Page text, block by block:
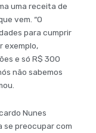
uma receita de
vem. “O
para cumprir
exemplo,
e só R$ 300
não sabemos
Nunes
se preocupar com